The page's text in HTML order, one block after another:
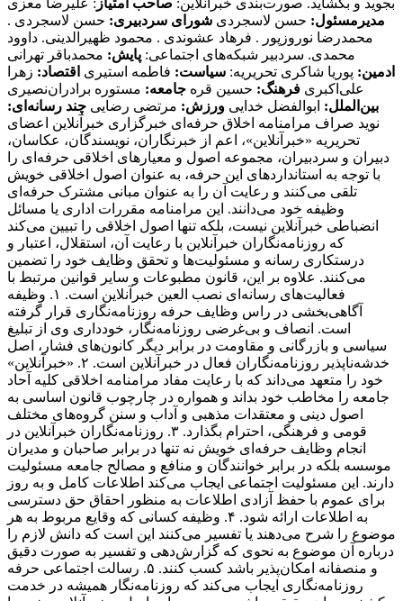
بجوید و بگشاید. صورت‌بندی خبرآنلاین: صاحب امتیاز : علیرضا معزی
مدیرمسئول: حسن لاسجردی شورای سردبیری: حسن لاسجردی .
محمدرضا نوروزپور . فرهاد عشوندی . محمود ظهیرالدینی. داوود
محمدی. سردبیر شبکه‌های اجتماعی: پایش: محمدباقر تهرانی
ادمین: پوریا شاکری تحریریه: سیاست: فاطمه استیری اقتصاد: زهرا
علی‌اکبری فرهنگ: حسین قره جامعه: مستوره برادران‌نصیری
بین‌الملل: ابوالفضل خدایی ورزش: مرتضی رضایی چند رسانه‌ای:
نوید صراف مرامنامه اخلاق حرفه‌ای خبرگزاری خبرآنلاین اعضای تحریریه «خبرآنلاین»، اعم از خبرنگاران، نویسندگان، عکاسان، دبیران و سردبیران، مجموعه اصول و معیارهای اخلاقی حرفه‌ای را با توجه به استانداردهای ‌این حرفه، به عنوان اصول اخلاقی خویش تلقی می‌کنند و رعایت آن را به عنوان مبانی مشترک حرفه‌ای وظیفه خود می‌دانند. این مرامنامه مقررات اداری یا مسائل انضباطی خبرآنلاین نیست، بلکه تنها اصول اخلاقی را تبیین می‌کند که روزنامه‌نگاران خبرآنلاین با رعایت آن، استقلال، اعتبار و درستکاری رسانه و مسئولیت‌ها و تحقق وظایف خود را تضمین می‌کنند. علاوه بر این، قانون مطبوعات و سایر قوانین مرتبط با فعالیت‌های رسانه‌ای نصب العین خبرآنلاین است. ۱. وظیفه آگاهی‌بخشی در راس وظایف حرفه روزنامه‌نگاری قرار گرفته است. انصاف و بی‌غرضی روزنامه‌نگار، خودداری وی از تبلیغ سیاسی و بازرگانی و مقاومت در برابر دیگر کانون‌های فشار، اصل خدشه‌ناپذیر روزنامه‌نگاران فعال در خبرآنلاین است. ۲. «خبرآنلاین» خود را متعهد می‌داند که با رعایت مفاد مرامنامه اخلاقی کلیه آحاد جامعه را مخاطب خود بداند و همواره در چارچوب قانون اساسی به اصول دینی و معتقدات مذهبی و آداب و سنن گروه‌های مختلف قومی و فرهنگی، احترام بگذارد. ۳. روزنامه‌نگاران خبرآنلاین در انجام وظایف حرفه‌ای خویش نه تنها در برابر صاحبان و مدیران موسسه بلکه در برابر خوانندگان و منافع و مصالح جامعه مسئولیت دارند.‌ این مسئولیت اجتماعی‌ ایجاب می‌کند اطلاعات کامل و به روز برای عموم با حفظ آزادی اطلاعات به منظور احقاق حق دسترسی به اطلاعات ارائه شود. ۴. وظیفه کسانی که وقایع مربوط به هر موضوع را شرح می‌دهند یا تفسیر می‌کنند این است که دانش لازم را درباره آن موضوع به نحوی که گزارش‌دهی و تفسیر به صورت دقیق و منصفانه امکان‌پذیر باشد کسب کنند. ۵. رسالت اجتماعی حرفه روزنامه‌نگاری‌ ایجاب می‌کند که روزنامه‌نگار همیشه در خدمت کشف و بیان حقیقت باشد. به موجب ‌این اصل، «خبرآنلاین» خود را متعهد می‌داند تا حد ممکن آنچه را که به راستی روی داده است و در آن شائبه دروغ راه ندارد، منعکس کند. ۶. روزنامه‌نگاران «خبرانلاین» خود را موظف می‌دانند در صورت ارتکاب به اشتباه، هرچه سریع‌تر آن را اصلاح کنند. اگر چه کار روزنامه‌نگاری با سرعت عمل همراه است،‌ این الزام نباید مانع کوشش و جست‌وجو برای پی‌بردن به صحت و سقم اطلاعات شود. همچنین بروز هر اشتباهی را به سرعت اطلاع می‌دهند و آن را در روزنامه تصحیح می‌کنند. ۷. خبرنگاران و نویسندگان «خبرآنلاین» بدون دخالت در ماجرا یا پیش‌فرض‌های خود، خبر و گزارش را تهیه و تنظیم می‌کنند. در عین حال «بی‌طرفی» به معنی بی‌نظر بودن «خبرآنلاین» و نویسندگان آن در قبال رویدادها نیست و روزنامه‌نگاران نظرات خود را در مقالاتی که تفسیر و تحلیلشان از مسائل است، بیان می‌کنند. ۸. روزنامه‌نگاران فعال در «خبرآنلاین» در انتشار مصاحبه‌های اختصاصی به حقوق مصاحبه‌شونده خود احترام می‌گذارند و متن تنظیمی مصاحبه را با رعایت حداکثر امانت‌داری منتشر می‌کنند. ضمنا در صورت درخواست مصاحبه‌شونده، ‌متن نهایی را به نظر او می‌رسانند و اصلاحات مورد نظر را اعمال و حتی در صورت انصراف وی از انتشار مصاحبه خودداری می‌کنند. ۹. به منظور رعایت حقوق مادی و معنوی خالقان و صاحبان آثار، خبرنگاران و نویسندگان «خبرآنلاین» حاصل کار دیگران را بدون ذکر منبع و در صورت لزوم کسب اجازه، باز انتشار نمی‌کنند. امضای یک روزنامه‌نگار تنها پای مطلبی قرار می‌گیرد که حاصل کار خود اوست. هرگونه سرقت ادبی، مخدوش ساختن متن‌ها، تصاویر، اسناد و نیز حذف اطلاعات اساسی مربوط به رویدادها نزد روزنامه‌نگاران «خبرآنلاین» مذموم و مطرود است. ۱۰. حریم خصوصی افراد محترم است و نباید بدون اجازه به آن وارد شد. روزنامه‌نگاران و نویسندگان «خبرآنلاین» با توجه خاص به حیثیت شخصی و زندگی خصوصی افراد، از تمامی مواردی که ممکن است با انتشار مطلب یا خبر آن به حیثیت افراد لطمه وارد آورد، اکیدا پرهیز می‌کنند. ۱۱. روزنامه‌نگاران و نویسندگان «خبرآنلاین» ادبیات پالوده و قلم متین را از مهم‌ترین ویژگی‌های خود می‌دانند و از لحن گزنده یا کلمات توهین‌آمیز علیه هیچ شخص یا نهادی، چه در خبر یا گزارش و چه در نظر، استفاده نمی‌کنند. ۱۲. روزنامه‌نگاران «خبرآنلاین» به طور مخفیانه از دوربین، میکروفن و یا دستگاه‌های ضبط صوت استفاده نخواهند کرد، مگر در زمانی که حق قانونی روزنامه‌نگار است، اما آشکارسازی لوازم فوق برای او مخاطره‌آمیز باشد. ۱۳. روزنامه‌نگاران «خبرآنلاین» برای کسب خبر، صریحا خود را روزنامه‌نگار معرفی می‌کنند و هرگز همچون کارآگاه یا جاسوس عمل نمی‌کنند. آنان همچنین از تحت فشار قرار دادن افراد برای کسب خبر پرهیز می‌کنند. ۱۴. روزنامه‌نگاران «خبرآنلاین» ضمن وقوف به آزادی خبر، تفسیر و انتقاد، می‌توانند از افشای منبع اطلاعات به جز صراحتی که قانون مطبوعات دارد (دستور مقام قضایی) خودداری کنند. محرمانه نگاه داشتن هویت منابعی که «خبرانلاین» نمی‌خواهد شناخته شوند، نافی ‌این اصل نیست که منابع خبری، جز در موارد استثنایی، باید به روشن‌ترین وجه معرفی شوند. از سوی دیگر ممکن است ناشناس ماندن اظهارکننده یک مطلب برای او فرصتی غیرمنصفانه فراهم آورد تا علیه دیگران سخن بگوید. در این صورت «خبرآنلاین» از انتشار اظهارات علیه دیگران توسط منبعی که نامش فاش نشود، پرهیز می‌کند. ۱۵. اولین و مهم‌ترین دغدغه روزنامه‌نگاران «خبرآنلاین»، تلاش در جهت ارتقای سطح کیفی وکمی مطالب «خبرآنلاین» است.‌ این بدان معناست که توفیق «خبرآنلاین» در تهیه و انتشار اخبار و گزارش‌های دست اول نتیجه تلاش‌های بی‌وقفه روزنامه‌نگاران آن است. ۱۶. روزنامه‌نگاران «خبرآنلاین» به حق دسترسی به مطالب، اخبار و گزارش‌های جمع‌آوری شده واقفند و پیش از انتشار مطالب تهیه شده مبادرت به فروش، واگذاری و افشای بخشی یا تمام آن مطلب به افراد خارج از خبرآنلاین علی‌الخصوص رسانه های رقیب، دوستان و وابستگان نزدیک خود نخواهند کرد. آنان با آگاهی کامل از خط‌مشی و سیاست‌های کلی روزنامه، متعهدانه و وفادارانه در جهت پیشبرد ‌این اهداف گام برمی‌دارند. ۱۷. روزنامه‌نگاران «خبرآنلاین» نام و عنوان «خبرآنلاین» را مورد استفاده شخصی قرار نمی‌دهند. آنان کارت‌های خبرنگاری خود را تنها در مواقع کسب خبر و امور مرتبط با حرفه خود یا ورود به سازمان‌های دولتی یا خصوصی به کار می‌گیرند. ۱۸. اظهارنظر نسبت به شخصیت‌های مورد توجه مخاطبان از جمله هنرمندان و ورزشکاران در قالب گفت‌وگو و یا نوشته از سوی روزنامه‌نگاران نباید کیفیت محتوا را تا سرحد نشریات زرد پایین آورد. ۱۹. از آنجا که کسب اخبار دست اول و انتشار آن یکی از ویژگی‌های بارز رسانه‌هاست و ‌این فرآیند منجر به جذب مخاطب بیشتر برای یک رسانه می‌شود، روزنامه‌نگاران «خبرآنلاین»، تمامی رسانه‌های خبری دیگر اعم از رسانه‌های چاپی، الکترونیکی، تصویری و صوتی را که در جهت تضاد و یا حتی همسو با رسانه خود هستند رقیب حرفه‌ای می‌انگارند و بر ‌این اساس، همکاری و فعالیت با آنان (در هر سطحی) را بدون مشورت و صلاحدید حوزه سردبیری، مغایر با تعهدات اخلاقی و حرفه‌ای می‌دانند. ۲۰. ارائه هرگونه اطلاعات محرمانه داخلی و اداری خبرآنلاین مغایر با وجدان و مسئولیت اخلاقی و حرفه‌ای روزنامه‌نگاران در قبال مجموعه خبرآنلاین است. ۲۱. داشتن صفحات شخصی در فضای مجازی حق مسلم هر فرد است. روزنامه‌نگاران «خبرآنلاین» نیز ازاین قاعده مستثنی نیستند. مهم نیست که تا چه میزان تلاش می‌کنند مطالبشان متمایز از مطالب موجود در خبرآنلاین باشد؛ بلکه نکته‌ اینجاست که به‌ هر حال مخاطبان، آنها را به عنوان روزنامه‌نگاران «خبرآنلاین» می‌شناسند و دیدگاه‌ها و نظراتشان را مرتبط با خط‌مشی آن تلقی می‌کنند. با علم به‌ این موضوع، روزنامه‌نگاران «خبرآنلاین» هرگونه فعالیت مجازی، حضور در شبکه های اجتماعی و یا مصاحبه و سخنرانی بدون در نظر گرفتن صلاحدید خبرآنلاین را مغایر با وجدان اخلاقی و حرفه‌ای خود می‌دانند. ۲۲. روزنامه‌نگاران فعال در «خبرآنلاین» از نوشتن در مورد مسائلی که نفع مستقیم مادی برای آنها و وابستگانشان دارند، پرهیز می‌کنند. از اطلاعاتی که به واسطه شغلشان به دست می‌آورند برای کسب منافع مالی و اقتصادی استفاده نمی‌کنند و این اطلاعات را به‌ این منظور در اختیار بستگان یا دوستانشان قرار نمی‌دهند. ۲۳. هرگونه مشارکت و همکاری تعهدآور با سازمان‌های حوزه فعالیت خود (اعم از استخدام، همکاری پاره‌وقت، انجام پروژه‌های مشترک و ارائه مشاوره و غیره) از نظر روزنامه‌نگاران «خبرآنلاین» مورد پذیرش نیست. چرا که ‌این نوع وابستگی‌ها به سازمان‌هایی که تحت پوشش خبری ‌این رسانه قرار دارند، بدون شک دیدگاه‌ها و نظرات روزنامه‌نگاران را به مرور زمان تحت‌ تاثیر خود قرار می‌دهد و از بازده کاری آنان می‌کاهد. ۲۴. روزنامه‌نگاران فعال در «خبرآنلاین» در مورد پذیرش هدایایی که از طرف اشخاص یا سازمان‌ها و نهادها ارائه می‌شود احتیاط می‌کنند. هر هدیه‌ای که ‌این شائبه را به وجود ‌آورد که در قبال آن انتظار همدلی به هنگام تهیه مطلب وجود دارد فورا پس داده می‌شود. اگر به روزنامه‌نگاری مستقیما پیشنهاد همکاری در قبال دریافت هدیه ارائه شد، موضوع را به مدیران مجموعه اطلاع می‌دهد و چنین موضوعی ممکن است بنا به صلاحدید سردبیر به اطلاع خوانندگان برسد. در عین حال روزنامه‌نگاران فعال در «خبرانلاین» هدایای ارزان‌قیمتی را که با «حسن نیت» ارائه می‌شود با احترام می‌پذیرند. هدایای گران‌تر را محترمانه باز می‌گردانند یا در اختیار روزنامه قرار می‌دهند تا به مصارف عمومی برسد. جوایز و هدایای بزرگداشت رسمی روزنامه‌نگاری از ‌این قاعده مستثنی است. ۲۵. روزنامه‌نگاران فعال « خبرآنلاین» سفرهایی را که هزینه آن به عهده سازمان و نهاد خاصی است قبول نمی‌کنند مگر با اجازه روزنامه و در صورت مهم بودن اطلاعاتی که قرار است در سفر جمع‌آوری شود. تبیین مواضع خبرگزاری «خبرآنلاین»: چگونه اصولگرایانی هستیم؟ با توجه به دوقطبی موجود ،‌ ما به اصولگرایان تعلق داریم و بدیهی است به اصول مشترک، باورمند و ملتزمیم که به دلیل رعایت اختصار از شرح آن صرف نظر می شود . آن چه در زیر می آید ما را از سایر جریان ها بویژه جریان غیر اصولگرایی متمایز می سازد؛ در عین حال با عنایت به گستردگی طیف اصولگرایی ، به برخی تفاوت برداشت های ما با سایر عزیزانی که در این طیف تعریف می شوند اشاره شده است: ۱. اصول مشترک جبهه اصولگرایان اعتقاد و التزام به اسلام ، انقلاب ، نظام ، امام و رهبری است. هر جریان یا فردی که به این اصول واقعا معتقد و ملتزم باشد و قرائت او از این اصول براساس قرائت رهبری باشد ، اصولگراست ، هر چند درسایر مسائل دارای سلوک، نظرات و سلیقه های متفاوتی باشد . به عبارت بهتر ، نقطه کانونی همه اصولگرایان، بینش واحد است و تمایزات آنها فقط در روش و منش نمود می یابد. ۲. پرده پوشی وکتمان انتقاد به همه دستگاه های کشور را، حتی آنهایی که توسط اصولگرایان اداره می شوند روا نمی دانیم و تمجیدات بی مبنا را ‌مصداق تعصب جاهلی قلمداد می کنیم. ۳. اتکای برخی سیاسیون به رسانه های فارسی زبان بیگانه علاوه برآن که نوعی توهین به رسانه های داخلی قلمداد می شود ،‌ مصداق حدیث خانواده را نزد غیربردن است. نباید فراموش کنیم اساس تاسیس رسانه های فارسی زبان توسط دولت های مخالف ایران ، فعالیت حرفه ای نیست و بنابراین یک عنصر هوشمند و دلسوز منافع ملی، تحت هیچ شرایطی، حتی بی مهری عامدانه ، بازیچه نمی شود و در این دام نمی افتد. ۴. معتقدیم می توان با افراد و افکارمخالف بود و مرزبندی داشت ولی در عین حال آنان را محترم شمرد. ادبیات دور از ادب را نشانه صراحت یا انقلابی گری نمی دانیم. ۵. بسنده کردن به افراد همجور را نوعی تعصب قبیله ای می شماریم که ضمنا کیان کشور را نیز به مخاطره افکند. بر همین منوال با خط کشی های سیاه و سفیدکه به رادیکالیسم دامن می زند موافق نیستیم. خود و